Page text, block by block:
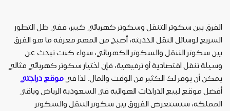
الفرق بين سكوتر التنقل وسكوتر كهربائي كبير، ففي ظل التطور
السريع لوسائل النقل الحديثة، أصبح من المهم معرفة ما هو الفرق
بين سكوتر التنقل والسكوتر الكهربائي، سواء كنت تبحث عن
وسيلة تنقل اقتصادية أو ترفيهية، فإن اختيار سكوتر كهربائي مثالي
يمكن أن يوفر لك الكثير من الوقت والمال. لذا في موقع دراجتي
أفضل موقع لبيع الدراجات الهوائية في السعودية الرياض وباقي
المملكة، سنستعرض الفروق بين سكوتر التنقل والسكوتر